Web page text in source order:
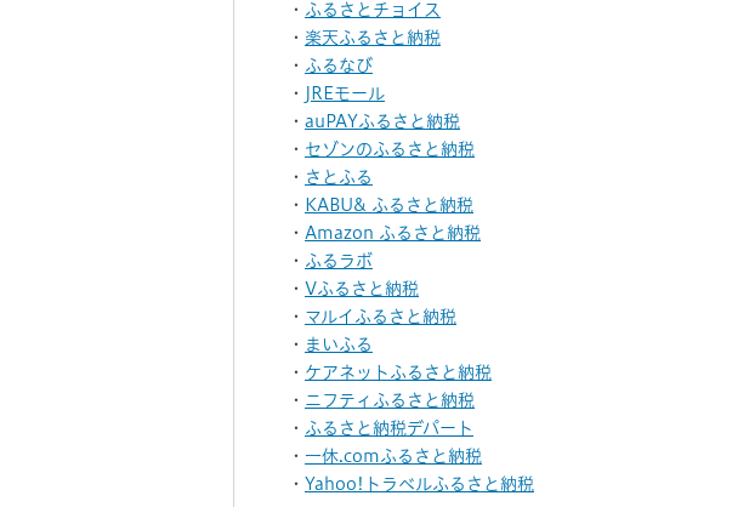
・ ふるさとチョイス
・ 楽天ふるさと納税
・ ふるなび
・
JREモール
・ auPAYふるさと納税
・ セゾンのふるさと納税
・ さとふる
・
KABU& ふるさと納税
・ Amazon ふるさと納税
・ ふるラボ
・ Vふるさと納税
・ マルイふるさと納税
・ まいふる
・ ケアネットふるさと納税
・ ニフティふるさと納税
・ ふるさと納税デパート
・ 一休.comふるさと納税
・ Yahoo!トラベルふるさと納税